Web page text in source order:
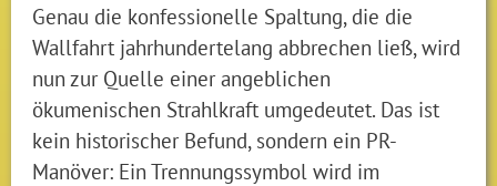
Genau die konfessionelle Spaltung, die die
Wallfahrt jahrhundertelang abbrechen ließ, wird
nun zur Quelle einer angeblichen
ökumenischen Strahlkraft umgedeutet. Das ist
kein historischer Befund, sondern ein PR-
Manöver: Ein Trennungssymbol wird im